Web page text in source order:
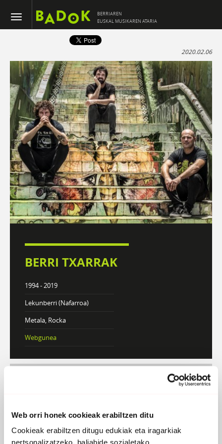
Web orri honek cookieak erabiltzen ditu
Cookieak erabiltzen ditugu edukiak eta iragarkiak
pertsonalizatzeko, baliabide sozialetako
BERRIAREN
EUSKAL MUSIKAREN ATARIA
2020.02.06
BERRI TXARRAK
1994 - 2019
Lekunberri (Nafarroa)
Metala, Rocka
Webgunea
BIOGRAFIA
Atzera